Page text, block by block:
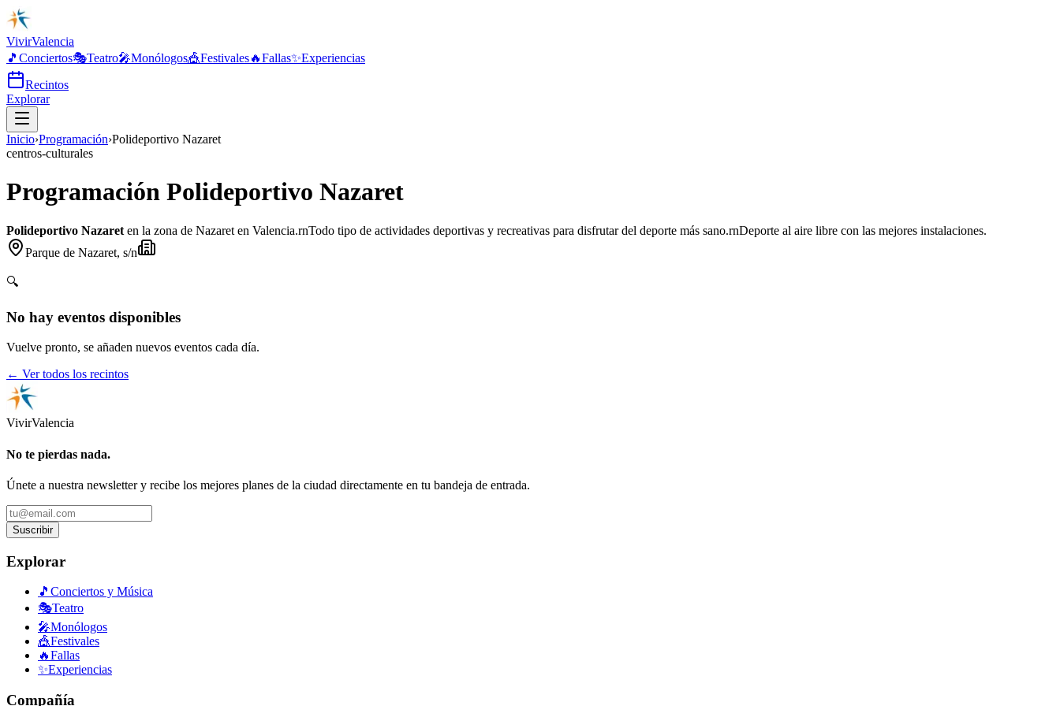
VivirValencia
🎵 Conciertos🎭Teatro🎤Monólogos🎪Festivales🔥Fallas✨Experiencias
Recintos
Explorar
Inicio›Programación›Polideportivo Nazaret
centros-culturales
Programación Polideportivo Nazaret
Polideportivo Nazaret en la zona de Nazaret en Valencia.rnTodo tipo de actividades deportivas y recreativas para disfrutar del deporte más sano.rnDeporte al aire libre con las mejores instalaciones.
Parque de Nazaret, s/n
🔍
No hay eventos disponibles
Vuelve pronto, se añaden nuevos eventos cada día.
← Ver todos los recintos
VivirValencia
No te pierdas nada.
Únete a nuestra newsletter y recibe los mejores planes de la ciudad directamente en tu bandeja de entrada.
Suscribir
Explorar
🎵 Conciertos y Música
🎭Teatro
🎤Monólogos
🎪Festivales
🔥Fallas
✨Experiencias
Compañía